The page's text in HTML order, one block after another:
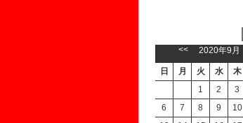
<<
2020年9月
日 月 火 水 木
1
2 3
6
7 8 9 10